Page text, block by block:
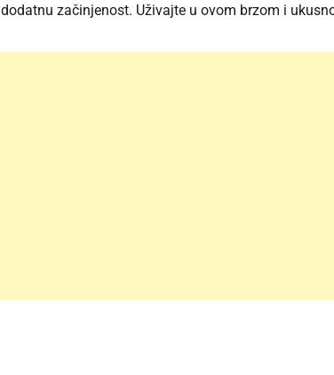
začinjenost. Uživajte u ovom brzom i